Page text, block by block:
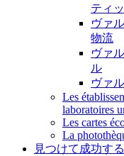
ティ
ヴァ
物流
ヴァ
ル
ヴァ
Les
laboratoires
Les cartes
La
見つけて成功する